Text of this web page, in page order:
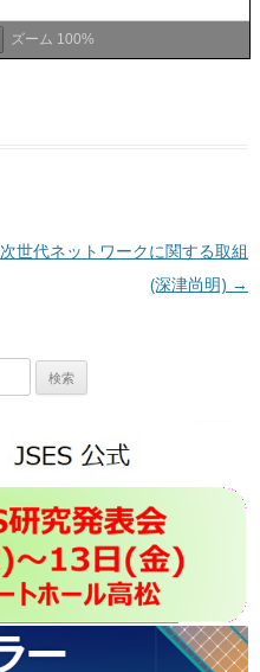
ズーム 100%
次世代ネットワークに関する取組
(深津尚明) →